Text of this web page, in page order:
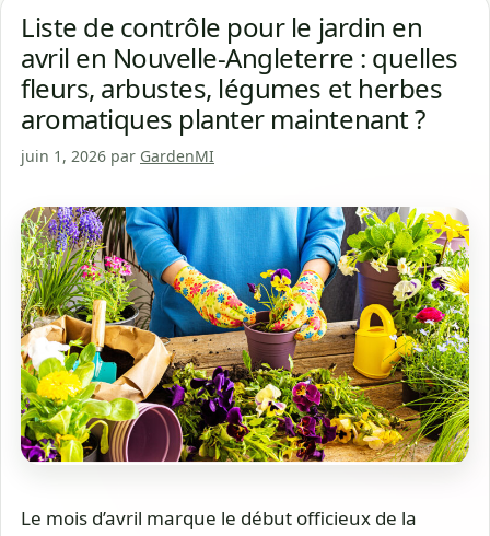
Liste de contrôle pour le jardin en
avril en Nouvelle-Angleterre : quelles
fleurs, arbustes, légumes et herbes
aromatiques planter maintenant ?
juin 1, 2026 par GardenMI
Le mois d’avril marque le début officieux de la